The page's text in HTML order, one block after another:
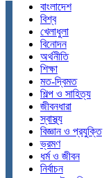
বাংলাদেশ
বিশ্ব
খেলাধুলা
বিনোদন
অর্থনীতি
শিক্ষা
মত-দ্বিমত
শিল্প ও সাহিত্য
জীবনধারা
স্বাস্থ্য
বিজ্ঞান ও প্রযুক্তি
ভ্রমণ
ধর্ম ও জীবন
নির্বাচন